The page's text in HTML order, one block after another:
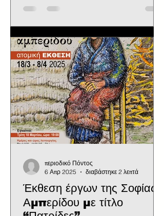
Έκθεση έργων της Σοφίας
Αμπερίδου με τίτλο
περιοδικό Πόντος
6 Απρ 2025
διαβάστηκε 2 λεπτά